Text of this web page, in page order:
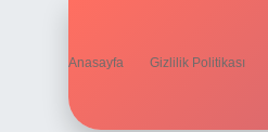
Anasayfa Gizlilik Politikası